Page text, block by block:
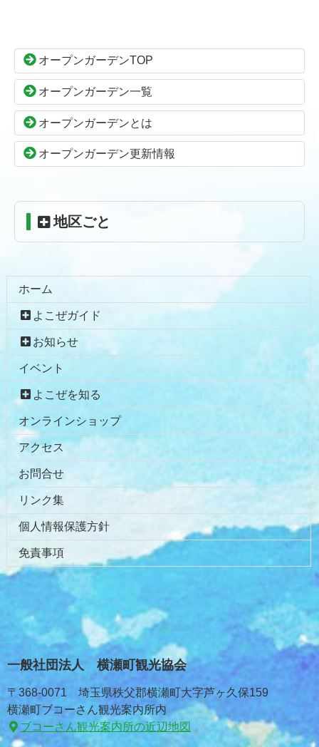
ン
本
文
先
へ
る
の
頭
へ
る
オープンガーデンTOP
オープンガーデン一覧
オープンガーデンとは
オープンガーデン更新情報
地区ごと
ホーム
よこぜガイド
お知らせ
イベント
よこぜを知る
オンラインショップ
アクセス
お問合せ
リンク集
個人情報保護方針
免責事項
一般社団法人 横瀬町観光協会
〒368-0071 埼玉県秩父郡横瀬町大字芦ヶ久保159
横瀬町ブコーさん観光案内所内
ブコーさん観光案内所の近辺地図